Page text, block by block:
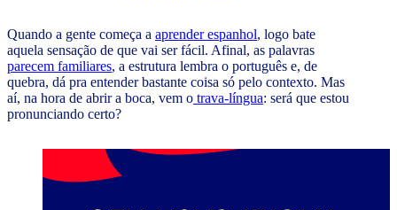
Quando a gente começa a aprender espanhol, logo bate
aquela sensação de que vai ser fácil. Afinal, as palavras
parecem familiares, a estrutura lembra o português e, de
quebra, dá pra entender bastante coisa só pelo contexto. Mas
aí, na hora de abrir a boca, vem o trava-língua: será que estou
pronunciando certo?